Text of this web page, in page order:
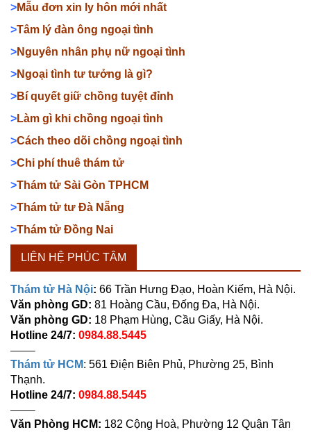
>Mẫu đơn xin ly hôn mới nhất
>Tâm lý đàn ông ngoại tình
>Nguyên nhân phụ nữ ngoại tình
>Ngoại tình tư tưởng là gì?
>Bí quyết giữ chồng tuyệt đỉnh
>Làm gì khi chồng ngoại tình
>Cách theo dõi chồng ngoại tình
>Chi phí thuê thám tử
>Thám tử Sài Gòn TPHCM
>Thám tử tư Đà Nẵng
>Thám tử Đồng Nai
LIÊN HỆ PHÚC TÂM
Thám tử Hà Nội: 66 Trần Hưng Đạo, Hoàn Kiếm, Hà Nội.
Văn phòng GD: 81 Hoàng Cầu, Đống Đa, Hà Nội.
Văn phòng GD: 18 Phạm Hùng, Cầu Giấy, Hà Nội.
Hotline 24/7: 0984.88.5445
——–
Thám tử HCM: 561 Điện Biên Phủ, Phường 25, Bình
Thạnh.
Hotline 24/7: 0984.88.5445
——–
Văn Phòng HCM: 182 Cộng Hoà, Phường 12 Quận Tân